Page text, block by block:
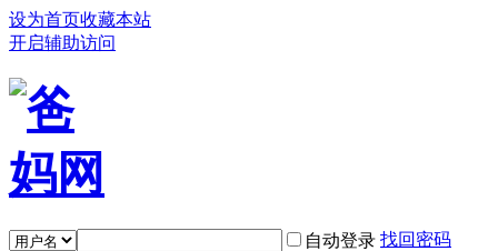
设为首页收藏本站
开启辅助访问
自动登录 找回密码